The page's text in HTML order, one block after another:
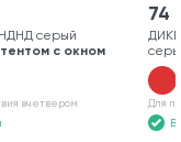
серый
с окном
вчетвером
74
Для
В